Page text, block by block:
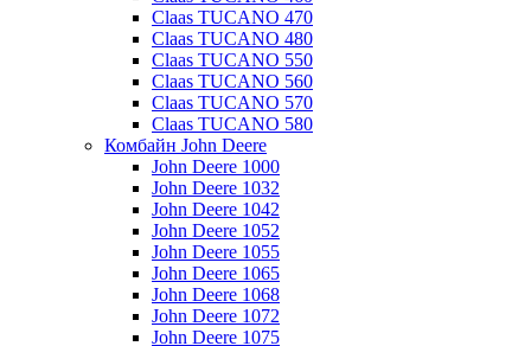
Claas TUCANO 470
Claas TUCANO 480
Claas TUCANO 550
Claas TUCANO 560
Claas TUCANO 570
Claas TUCANO 580
Комбайн John Deere
John Deere 1000
John Deere 1032
John Deere 1042
John Deere 1052
John Deere 1055
John Deere 1065
John Deere 1068
John Deere 1072
John Deere 1075